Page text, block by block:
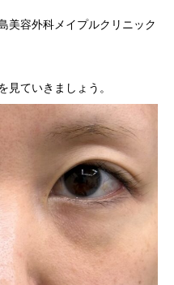
美容外科メイプルクリニック
見ていきましょう。